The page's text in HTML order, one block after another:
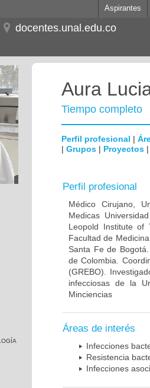
Aspirantes
docentes.unal.edu.co
Aura
Tiempo completo
Perfil profesional |
| Grupos | Proyectos
Perfil profesional
Médico Cirujano,
Medicas
Leopold Institute of
Facultad de
Santa Fe de
de Colombia.
(GREBO).
infecciosas de la
Minciencias
Áreas de interés
Infecciones
Resistencia
Infecciones